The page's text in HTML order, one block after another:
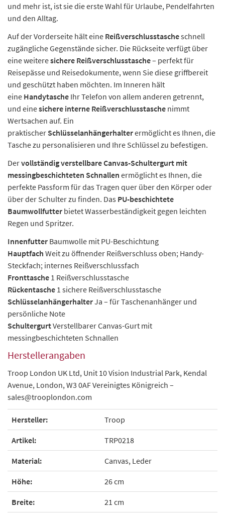
und mehr ist, ist sie die erste Wahl für Urlaube, Pendelfahrten
und den Alltag.
Auf der Vorderseite hält eine Reißverschlusstascheschnell
zugängliche Gegenstände sicher. Die Rückseite verfügt über
eine weiteresichere Reißverschlusstasche– perfekt für
Reisepässe und Reisedokumente, wenn Sie diese griffbereit
und geschützt haben möchten. Im Inneren hält
eine Handytasche Ihr Telefon von allem anderen getrennt,
und einesichere interne Reißverschlusstasche nimmt
Wertsachen auf. Ein
praktischer Schlüsselanhängerhalterermöglicht es Ihnen, die
Tasche zu personalisieren und Ihre Schlüssel zu befestigen.
Dervollständig verstellbare Canvas-Schultergurt mit
messingbeschichteten Schnallen ermöglicht es Ihnen, die
perfekte Passform für das Tragen quer über den Körper oder
über der Schulter zu finden. Das PU-beschichtete
Baumwollfutter bietet Wasserbeständigkeit gegen leichten
Regen und Spritzer.
Innenfutter Baumwolle mit PU-Beschichtung
Hauptfach Weit zu öffnender Reißverschluss oben; Handy-
Steckfach; internes Reißverschlussfach
Fronttasche 1 Reißverschlusstasche
Rückentasche 1 sichere Reißverschlusstasche
SchlüsselanhängerhalterJa – für Taschenanhänger und
persönliche Note
SchultergurtVerstellbarer Canvas-Gurt mit
messingbeschichteten Schnallen
Herstellerangaben
Troop London UK Ltd, Unit 10 Vision Industrial Park, Kendal
Avenue, London,W3 0AFVereinigtes Königreich –
sales@trooplondon.com
Hersteller: Troop
Artikel: TRP0218
Material: Canvas, Leder
Höhe: 26 cm
Breite: 21 cm